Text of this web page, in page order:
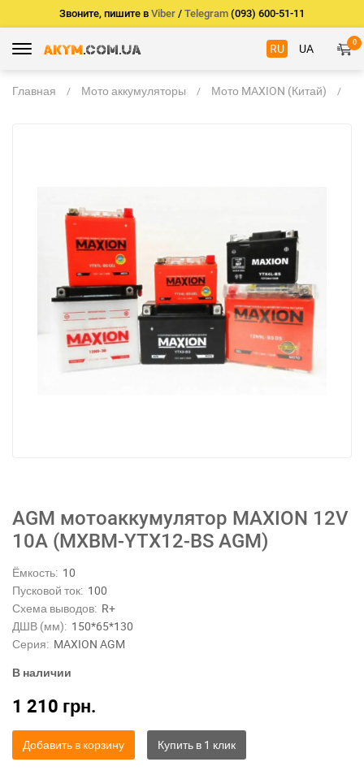
Звоните, пишите в Viber / Telegram (093) 600-51-11
RU UA 0
Главная Мото аккумуляторы Мото MAXION (Китай)
AGM мотоаккумулятор MAXION 12V
10A (MXBM-YTX12-BS AGM)
Ёмкость: 10
Пусковой ток: 100
Схема выводов: R+
ДШВ (мм): 150*65*130
Серия: MAXION AGM
В наличии
1 210 грн.
Добавить в корзину